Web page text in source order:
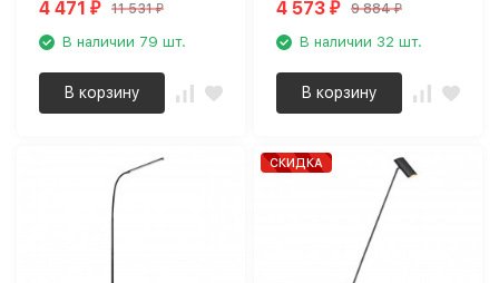
4 471₽ 11 531₽
В наличии 79 шт.
В корзину
4 573₽ 9 884₽
В наличии 32 шт.
В корзину
СКИДКА